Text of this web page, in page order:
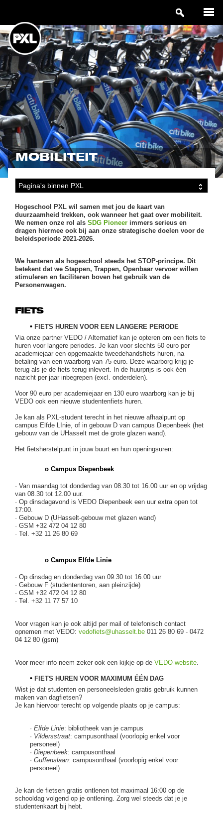
MOBILITEIT
Hogeschool PXL wil samen met jou de kaart van
duurzaamheid trekken, ook wanneer het gaat over mobiliteit.
We nemen onze rol alsSDG Pioneer immers serieus en
dragen hiermee ook bij aan onze strategische doelen voor de
beleidsperiode 2021-2026.
We hanteren als hogeschool steeds het STOP-principe. Dit
betekent dat we Stappen, Trappen, Openbaar vervoer willen
stimuleren en faciliteren boven het gebruik van de
Personenwagen.
FIETS
•FIETS HUREN VOOR EEN LANGERE PERIODE
Via onze partner VEDO / Alternatief kan je opteren om een fiets te
huren voor langere periodes. Je kan voor slechts 50 euro per
academiejaar een opgemaakte tweedehandsfiets huren, na
betaling van een waarborg van 75 euro. Deze waarborg krijg je
terug als je de fiets terug inlevert. In de huurprijs is ook één
nazicht per jaar inbegrepen (excl. onderdelen).
Voor 90 euro per academiejaar en 130 euro waarborg kan je bij
VEDO ook een nieuwe studentenfiets huren.
Je kan als PXL-student terecht in het nieuwe afhaalpunt op
campus Elfde LInie, of in gebouw D van campus Diepenbeek (het
gebouw van de UHasselt met de grote glazen wand).
Het fietsherstelpunt in jouw buurt en hun openingsuren:
oCampus Diepenbeek
· Van maandag tot donderdag van 08.30 tot 16.00 uur en op vrijdag
van 08.30 tot 12.00 uur.
· Op dinsdagavond is VEDO Diepenbeek een uur extra open tot
17:00.
· Gebouw D (UHasselt-gebouw met glazen wand)
· GSM +32 472 04 12 80
· Tel. +32 11 26 80 69
oCampus Elfde Linie
· Op dinsdag en donderdag van 09.30 tot 16.00 uur
· Gebouw F (studententoren, aan pleinzijde)
· GSM +32 472 04 12 80
· Tel. +32 11 77 57 10
Voor vragen kan je ook altijd per mail of telefonisch contact
opnemen met VEDO:vedofiets@uhasselt.be 011 26 80 69 - 0472
04 12 80 (gsm)
Voor meer info neem zeker ook een kijkje op deVEDO-website
•FIETS HUREN VOOR MAXIMUM ÉÉN DAG
Wist je dat studenten en personeelsleden gratis gebruik kunnen
maken van dagfietsen?
Je kan hiervoor terecht op volgende plaats op je campus:
·Elfde Linie: bibliotheek van je campus
· Vildersstraat: campusonthaal (voorlopig enkel voor
personeel)
·Diepenbeek: campusonthaal
·Guffenslaan: campusonthaal (voorlopig enkel voor
personeel)
Je kan de fietsen gratis ontlenen tot maximaal 16:00 op de
schooldag volgend op je ontlening. Zorg wel steeds dat je je
studentenkaart bij hebt.